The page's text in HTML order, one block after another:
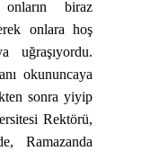
biraz
onlara hoş
uğraşıyordu.
okununcaya
sonra yiyip
Rektörü,
Ramazanda